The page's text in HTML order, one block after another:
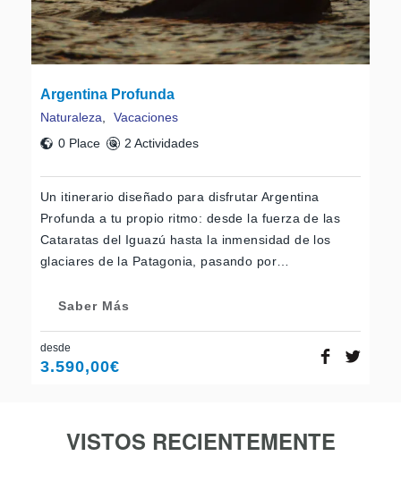
Argentina Profunda
Naturaleza
Vacaciones
0 Place
2 Actividades
Un itinerario diseñado para disfrutar Argentina
Profunda a tu propio ritmo: desde la fuerza de las
Cataratas del Iguazú hasta la inmensidad de los
glaciares de la Patagonia, pasando por…
Saber Más
desde
3.590,00€
VISTOS RECIENTEMENTE